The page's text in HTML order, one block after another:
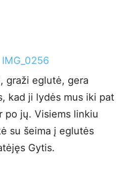
graži eglutė, gera
kad ji lydės mus iki pat
po jų. Visiems linkiu
su šeima į eglutės
Gytis.